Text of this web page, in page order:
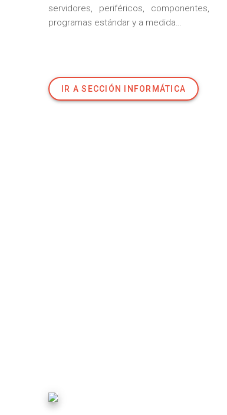
servidores, periféricos, componentes,
programas estándar y a medida…
IR A SECCIÓN INFORMÁTICA